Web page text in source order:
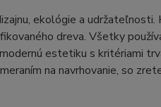
ekológie a
dreva. Všetky
estetiku s kritériami
na navrhovanie, so